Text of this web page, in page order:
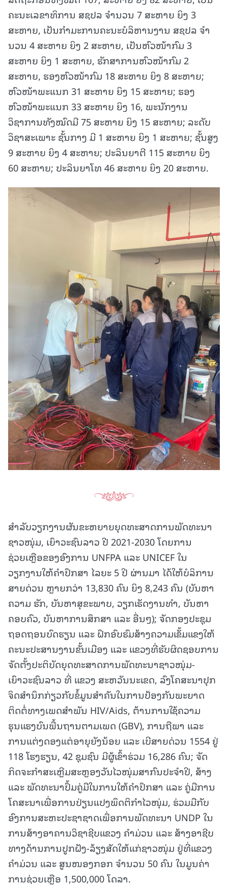
ຄະນະເລຂາທິການ ສຊປລ ຈໍານວນ 7 ສະຫາຍ ຍິງ 3
ສະຫາຍ, ເປັນກໍາມະການຄະນະບໍລິຫານງານ ສຊປລ ຈໍາ
ນວນ 4 ສະຫາຍ ຍິງ 2 ສະຫາຍ, ເປັນຫົວໜ້າກົມ 3
ສະຫາຍ ຍິງ 1 ສະຫາຍ, ຮັກສາການຫົວໜ້າກົມ 2
ສະຫາຍ, ຮອງຫົວໜ້າກົມ 18 ສະຫາຍ ຍິງ 8 ສະຫາຍ;
ຫົວໜ້າພະແນກ 31 ສະຫາຍ ຍິງ 15 ສະຫາຍ; ຮອງ
ຫົວໜ້າພະແນກ 33 ສະຫາຍ ຍິງ 16, ພະນັກງານ
ວິຊາການທັງໝົດມີ 75 ສະຫາຍ ຍິງ 15 ສະຫາຍ; ລະດັບ
ວິຊາສະເພາະ ຊັ້ນກາງ ມີ 1 ສະຫາຍ ຍິງ 1 ສະຫາຍ; ຊັ້ນສູງ
9 ສະຫາຍ ຍິງ 4 ສະຫາຍ; ປະລິນຍາຕີ 115 ສະຫາຍ ຍິງ
60 ສະຫາຍ; ປະລິນຍາໂທ 46 ສະຫາຍ ຍິງ 20 ສະຫາຍ.
ສໍາລັບວຽກງານຜັນຂະຫຍາຍຍຸດທະສາດການພັດທະນາ
ຊາວໜຸ່ມ, ເຍົາວະຊົນລາວ ປີ 2021-2030 ໂດຍການ
ຊ່ວຍເຫຼືອຂອງອົງການ UNFPA ແລະ UNICEF ໃນ
ວຽກງານໃຫ້ຄໍາປຶກສາ ໄລຍະ 5 ປີ ຜ່ານມາ ໄດ້ໃຫ້ບໍລິການ
ສາຍດ່ວນ ຫຼາຍກວ່າ 13,830 ຄົນ ຍິງ 8,243 ຄົນ (ບັນຫາ
ຄວາມ ຮັກ, ບັນຫາສຸຂະພາບ, ວຽກເຮັດງານທໍາ, ບັນຫາ
ຄອບຄົວ, ບັນຫາການສຶກສາ ແລະ ອື່ນໆ); ຈັດກອງປະຊຸມ
ຖອດຖອນບົດຮຽນ ແລະ ຝຶກອົບຮົມສ້າງຄວາມເຂັ້ມແຂງໃຫ້
ຄະນະປະສານງານຂັ້ນເມືອງ ແລະ ແຂວງທີ່ຮັບຜິດຊອບການ
ຈັດຕັ້ງປະຕິບັດຍຸດທະສາດການພັດທະນາຊາວໜຸ່ມ-
ເຍົາວະຊົນລາວ ທີ່ ແຂວງ ສະຫວັນນະເຂດ, ລົງໂຄສະນາປຸກ
ຈິດສຳນຶກກ່ຽວກັບຂໍ້ມູນສຳຄັນໃນການປ້ອງກັນພະຍາດ
ຕິດຕໍ່ທາງເພດສຳພັນ HIV/Aids, ຕ້ານການໃຊ້ຄວາມ
ຮຸນແຮງບົນພື້ນຖານຕາມເພດ (GBV), ການຖືພາ ແລະ
ການແຕ່ງດອງແຕ່ອາຍຸຍັງນ້ອຍ ແລະ ເບີສາຍດ່ວນ 1554 ຢູ່
118 ໂຮງຮຽນ, 42 ຊຸມຊົນ ມີຜູ້ເຂົ້າຮ່ວມ 16,286 ຄົນ; ຈັດ
ກິດຈະກຳສະເຫຼີມສະຫຼອງວັນໄວໜຸ່ມສາກົນປະຈຳປີ, ສ້າງ
ແລະ ພັດທະນາປຶ້ມຄູ່ມືໃນການໃຫ້ຄຳປຶກສາ ແລະ ຄູ່ມືການ
ໂຄສະນາເພື່ອການປ່ຽນແປງພຶດຕິກຳໄວໜຸ່ມ, ຮ່ວມມືກັບ
ອົງການສະຫະປະຊາຊາດເພື່ອການພັດທະນາ UNDP ໃນ
ການສ້າງອາຄານວິຊາຊີບແຂວງ ຄໍາມ່ວນ ແລະ ສ້າງອາຊີບ
ທາງດ້ານການປູກຝັງ-ລ້ຽງສັດໃຫ້ແກ່ຊາວໜຸ່ມ ຢູ່ທີ່ແຂວງ
ຄຳມ່ວນ ແລະ ສູນໜອງກອກ ຈຳນວນ 50 ຄົນ ໃນມູນຄ່າ
ການຊ່ວຍເຫຼືອ 1,500,000 ໂດລາ.